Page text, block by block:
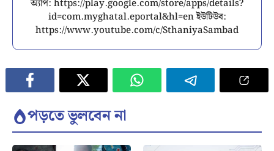
অ্যাপ: https://play.google.com/store/apps/details?
id=com.myghatal.eportal&hl=en ইউটিউব:
https://www.youtube.com/c/SthaniyaSambad
পড়তে ভুলবেন না